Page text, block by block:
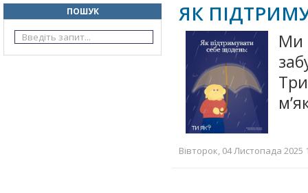
ПОШУК ЯК
Ми
Вівторок, 04 Листопада 2025